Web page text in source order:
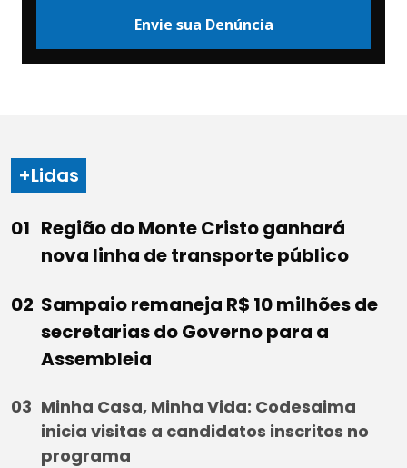
Envie sua Denúncia
+Lidas
Região do Monte Cristo ganhará
nova linha de transporte público
Sampaio remaneja R$ 10 milhões de
secretarias do Governo para a
Assembleia
Minha Casa, Minha Vida: Codesaima
inicia visitas a candidatos inscritos no
programa